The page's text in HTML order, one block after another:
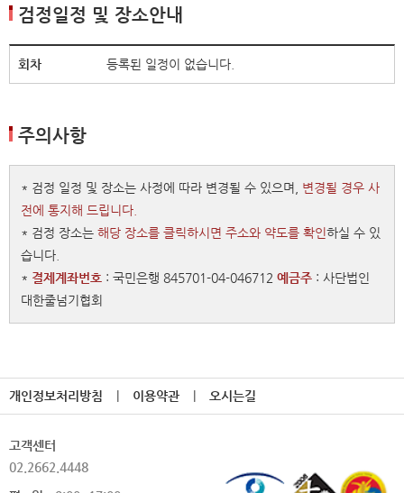
검정일정 및 장소안내
등록된 일정이 없습니다.
주의사항
* 검정 일정 및 장소는 사정에 따라 변경될 수 있으며, 변경될 경우 사
전에 통지해 드립니다.
* 검정 장소는 해당 장소를 클릭하시면 주소와 약도를 확인 하실 수 있
습니다.
* 결제계좌번호 : 국민은행 845701-04-046712 예금주 : 사단법인
대한줄넘기협회
개인정보처리방침 이용약관 오시는길
고객센터
02.2662.4448